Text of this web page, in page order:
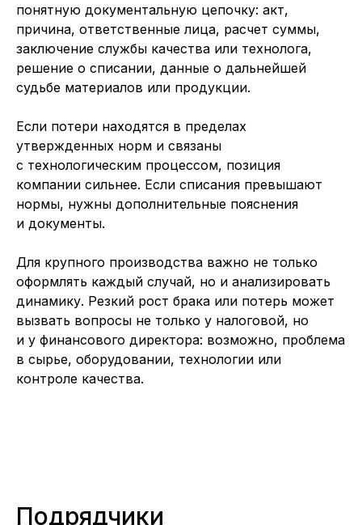
понятную документальную цепочку: акт,
причина, ответственные лица, расчет суммы,
заключение службы качества или технолога,
решение о списании, данные о дальнейшей
судьбе материалов или продукции.
Если потери находятся в пределах
утвержденных норм и связаны
с технологическим процессом, позиция
компании сильнее. Если списания превышают
нормы, нужны дополнительные пояснения
и документы.
Для крупного производства важно не только
оформлять каждый случай, но и анализировать
динамику. Резкий рост брака или потерь может
вызвать вопросы не только у налоговой, но
и у финансового директора: возможно, проблема
в сырье, оборудовании, технологии или
контроле качества.
Подрядчики